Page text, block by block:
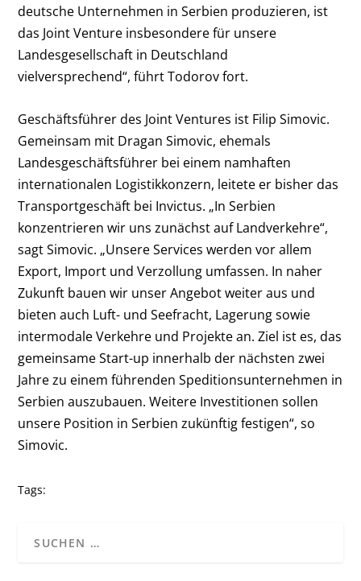
deutsche Unternehmen in Serbien produzieren, ist
das Joint Venture insbesondere für unsere
Landesgesellschaft in Deutschland
vielversprechend“, führt Todorov fort.
Geschäftsführer des Joint Ventures ist Filip Simovic.
Gemeinsam mit Dragan Simovic, ehemals
Landesgeschäftsführer bei einem namhaften
internationalen Logistikkonzern, leitete er bisher das
Transportgeschäft bei Invictus. „In Serbien
konzentrieren wir uns zunächst auf Landverkehre“,
sagt Simovic. „Unsere Services werden vor allem
Export, Import und Verzollung umfassen. In naher
Zukunft bauen wir unser Angebot weiter aus und
bieten auch Luft- und Seefracht, Lagerung sowie
intermodale Verkehre und Projekte an. Ziel ist es, das
gemeinsame Start-up innerhalb der nächsten zwei
Jahre zu einem führenden Speditionsunternehmen in
Serbien auszubauen. Weitere Investitionen sollen
unsere Position in Serbien zukünftig festigen“, so
Simovic.
Tags: